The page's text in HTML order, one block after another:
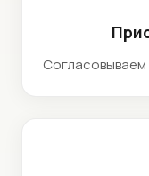
Согласовываем